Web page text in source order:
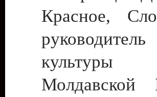
Красное,
культуры
Молдавской